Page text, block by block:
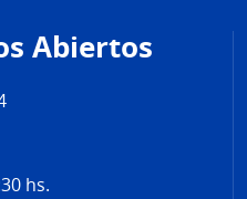
Abiertos
hs.